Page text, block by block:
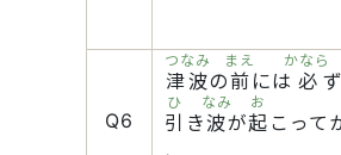
Q6
津波
つなみ
の前
まえ
には 必
かなら
ず
引
ひ
き波
なみ
が起
お
こって